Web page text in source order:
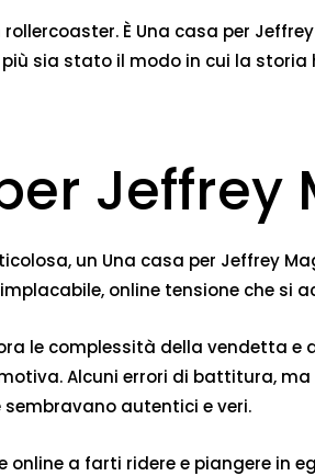
rollercoaster. È Una casa per
sia stato il modo in cui la
Jeffrey
un Una casa per Jeffrey
online tensione che
le complessità della vendetta
Alcuni errori di battitura,
sembravano autentici e veri.
online a farti ridere e piangere